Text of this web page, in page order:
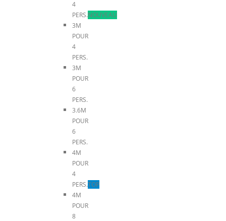
4
PERS.NOUVEAU
3M
POUR
4
PERS.
3M
POUR
6
PERS.
3.6M
POUR
6
PERS.
4M
POUR
4
PERS.TOP
4M
POUR
8